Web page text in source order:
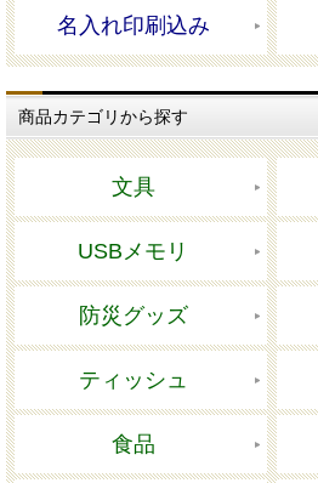
名入れ印刷込み
商品カテゴリから探す
文具
USBメモリ
防災グッズ
ティッシュ
食品